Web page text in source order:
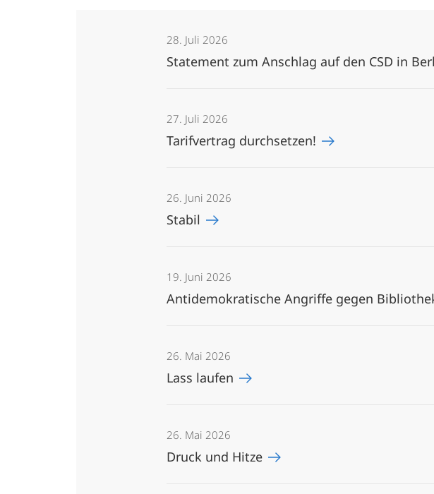
28. Juli 2026
Statement zum Anschlag auf den CSD in
27. Juli 2026
Tarifvertrag durchsetzen!
26. Juni 2026
Stabil
19. Juni 2026
Antidemokratische Angriffe gegen
26. Mai 2026
Lass laufen
26. Mai 2026
Druck und Hitze